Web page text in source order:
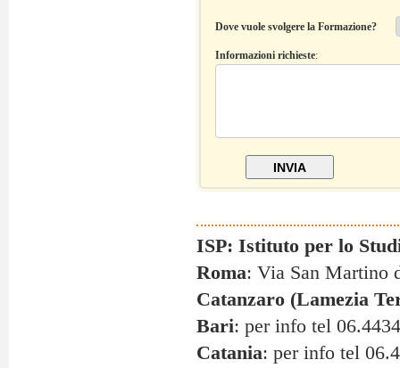
Dove vuole svolgere la Formazione?
Informazioni richieste:
ISP: Istituto per lo
Roma: Via San Martino
Catanzaro (Lamezia
Bari: per info tel
Catania: per info tel